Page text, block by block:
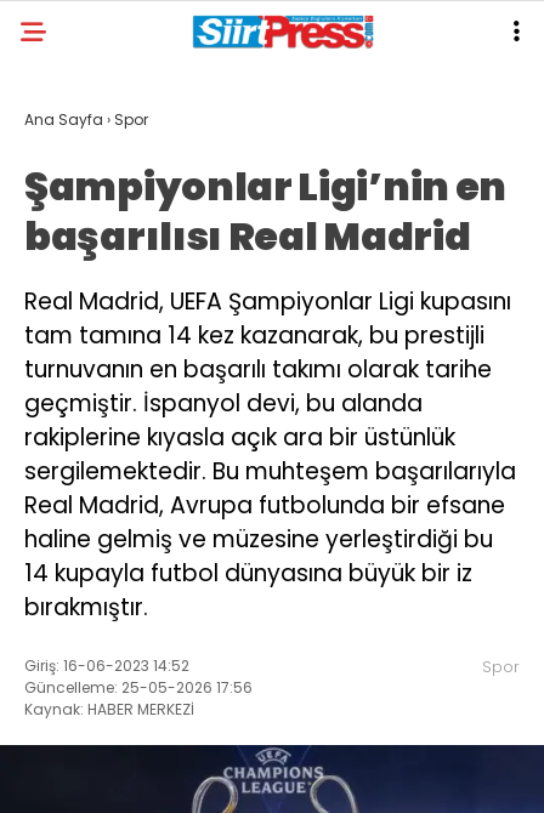
Ana Sayfa › Spor
Şampiyonlar Ligi’nin en
başarılısı Real Madrid
Real Madrid, UEFA Şampiyonlar Ligi kupasını
tam tamına 14 kez kazanarak, bu prestijli
turnuvanın en başarılı takımı olarak tarihe
geçmiştir. İspanyol devi, bu alanda
rakiplerine kıyasla açık ara bir üstünlük
sergilemektedir. Bu muhteşem başarılarıyla
Real Madrid, Avrupa futbolunda bir efsane
haline gelmiş ve müzesine yerleştirdiği bu
14 kupayla futbol dünyasına büyük bir iz
bırakmıştır.
Giriş: 16-06-2023 14:52
Güncelleme: 25-05-2026 17:56
Kaynak: HABER MERKEZİ
Spor